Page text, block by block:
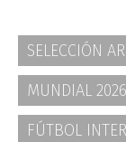
SELECCIÓN
MUNDIAL 2026
FÚTBOL